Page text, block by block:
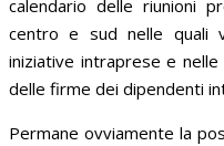
calendario delle riunioni
centro e sud nelle quali
iniziative intraprese e
delle firme dei dipendenti
Permane ovviamente la